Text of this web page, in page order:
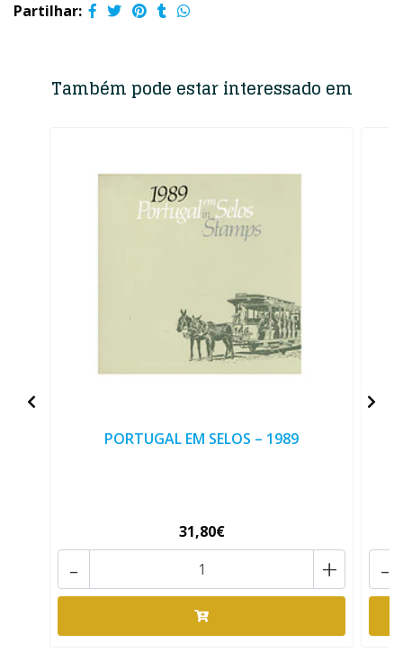
Partilhar:
Também pode estar interessado em
PORTUGAL EM SELOS – 1989
31,80€
+
- -